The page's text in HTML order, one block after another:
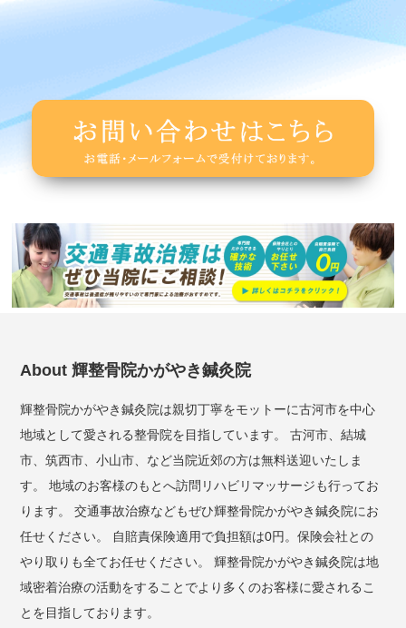
About 輝整骨院かがやき鍼灸院
輝整骨院かがやき鍼灸院は親切丁寧をモットーに古河市を中心
地域として愛される整骨院を目指しています。 古河市、結城
市、筑西市、小山市、など当院近郊の方は無料送迎いたしま
す。 地域のお客様のもとへ訪問リハビリマッサージも行ってお
ります。 交通事故治療などもぜひ輝整骨院かがやき鍼灸院にお
任せください。 自賠責保険適用で負担額は0円。保険会社との
やり取りも全てお任せください。 輝整骨院かがやき鍼灸院は地
域密着治療の活動をすることでより多くのお客様に愛されるこ
とを目指しております。